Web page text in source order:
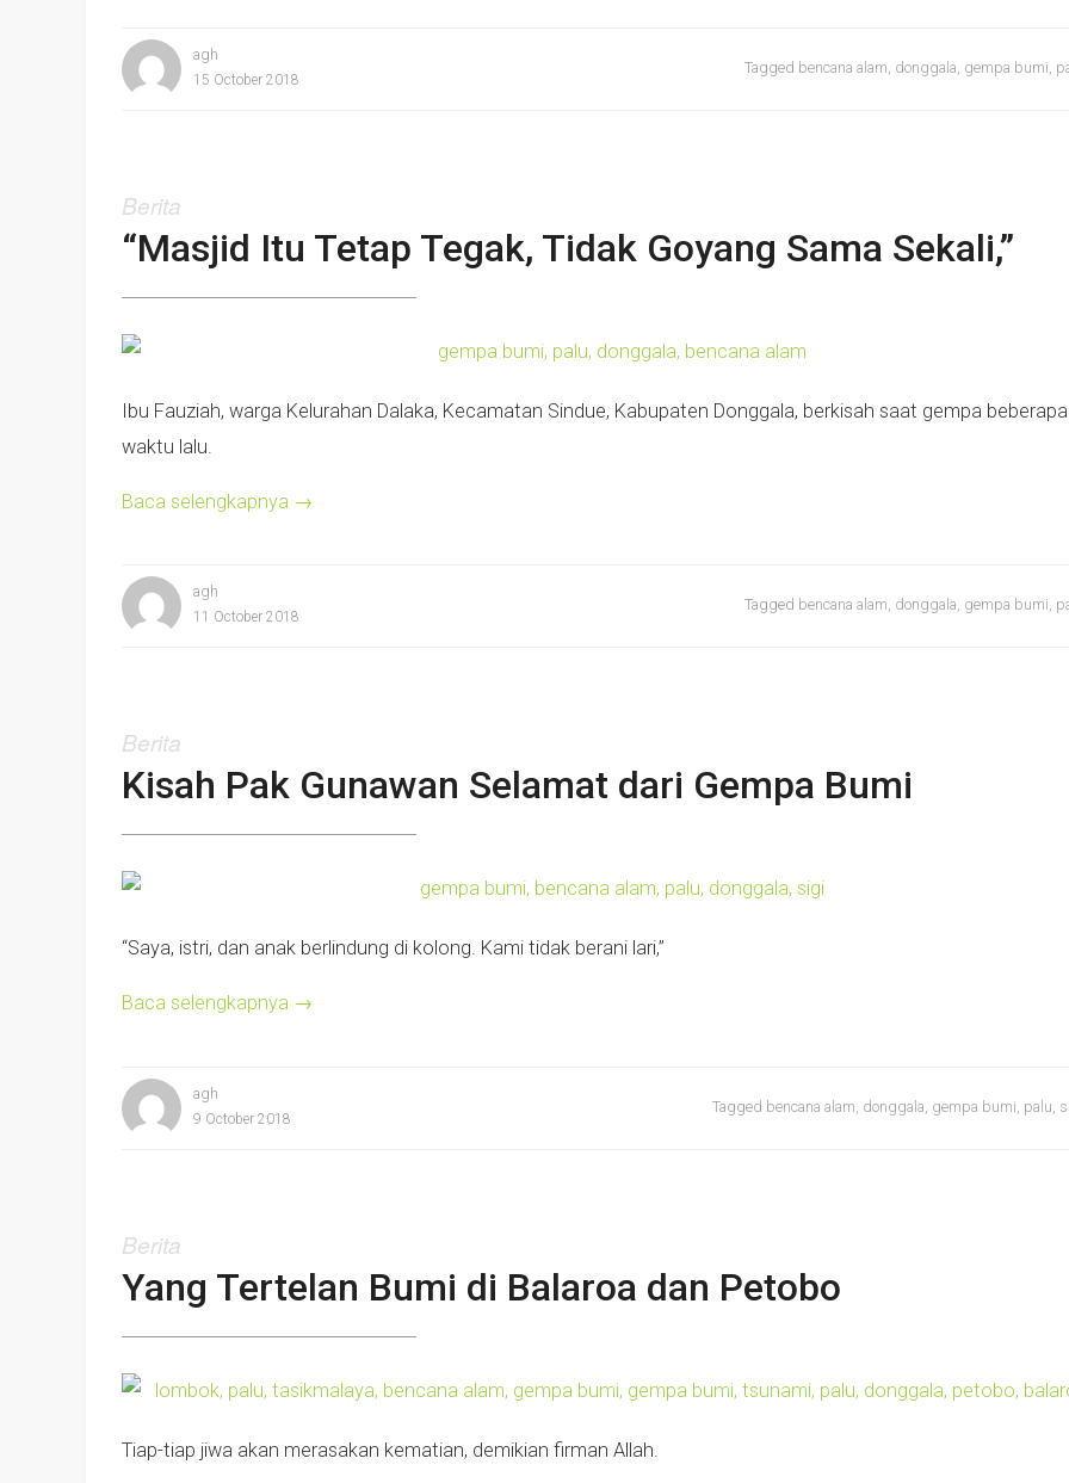
Tagged bencana alam donggala gempa bumi
agh
15 October 2018
Berita
“Masjid Itu Tetap Tegak, Tidak Goyang Sama Sekali,”
Ibu Fauziah, warga Kelurahan Dalaka, Kecamatan Sindue, Kabupaten Donggala, berkisah saat gempa beberapa
waktu lalu.
Baca selengkapnya →
Tagged bencana alam, donggala, gempa bumi,
agh
11 October 2018
Berita
Kisah Pak Gunawan Selamat dari Gempa Bumi
“Saya, istri, dan anak berlindung di kolong. Kami tidak berani lari,”
Baca selengkapnya →
Tagged bencana alam donggala gempa bumi palu
agh
9 October 2018
Berita
Yang Tertelan Bumi di Balaroa dan Petobo
Tiap-tiap jiwa akan merasakan kematian, demikian firman Allah.